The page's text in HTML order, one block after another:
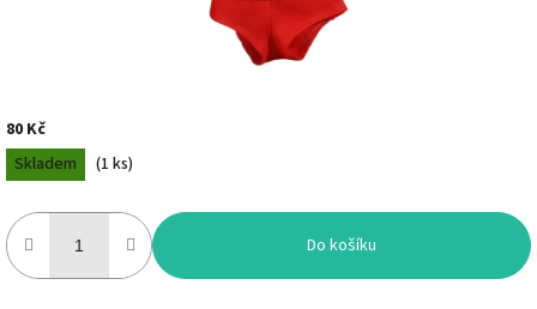
80 Kč
Měrná
cena:
Skladem (1 ks)
Do košíku